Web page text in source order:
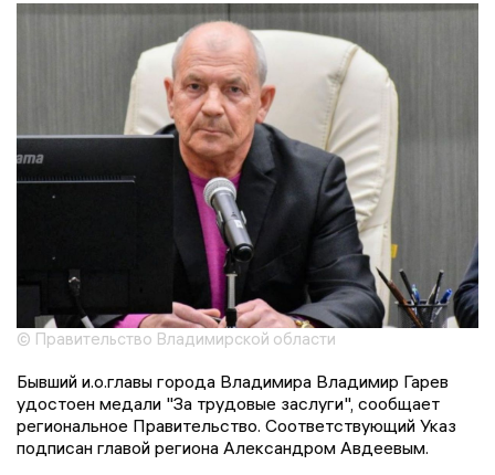
© Правительство Владимирской области
Бывший и.о.главы города Владимира Владимир Гарев
удостоен медали "За трудовые заслуги", сообщает
региональное Правительство. Соответствующий Указ
подписан главой региона Александром Авдеевым.